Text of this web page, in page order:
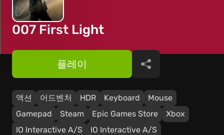
007 First Light
액션 어드벤처 HDR Keyboard
Mouse
Gamepad
Steam Epic Games Store
Xbox
IO Interactive A/S
IO Interactive A/S
플레이 공유